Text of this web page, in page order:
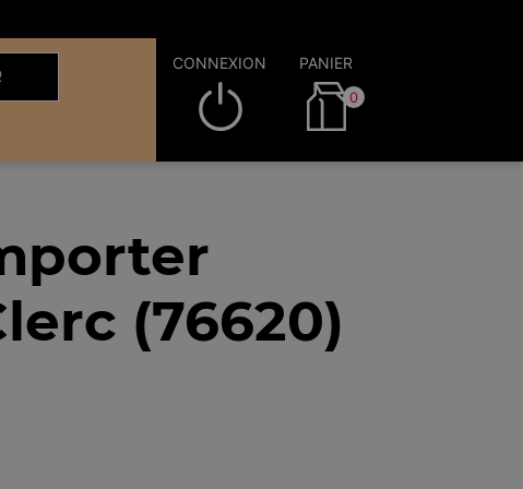
CONNEXION PANIER
0
(76620)